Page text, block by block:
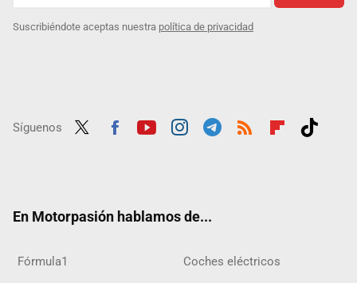
Suscribiéndote aceptas nuestra política de privacidad
Síguenos
En Motorpasión hablamos de...
Fórmula1 Coches eléctricos